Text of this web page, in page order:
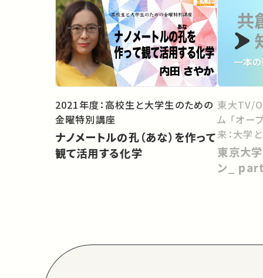
2021年度：高校生と大学生のための
金曜特別講座
ナノメートルの孔（あな）を作って
観て活用する化学
東大TV/
ム 「オー
来：大学
向けて」
東京大
ン_